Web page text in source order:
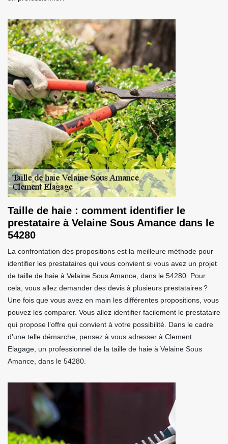
Taille de haie : comment identifier le
prestataire à Velaine Sous Amance dans le
54280
La confrontation des propositions est la meilleure méthode pour
identifier les prestataires qui vous convient si vous avez un projet
de taille de haie à Velaine Sous Amance, dans le 54280. Pour
cela, vous allez demander des devis à plusieurs prestataires ?
Une fois que vous avez en main les différentes propositions, vous
pouvez les comparer. Vous allez identifier facilement le prestataire
qui propose l’offre qui convient à votre possibilité. Dans le cadre
d’une telle démarche, pensez à vous adresser à Clement
Elagage, un professionnel de la taille de haie à Velaine Sous
Amance, dans le 54280.